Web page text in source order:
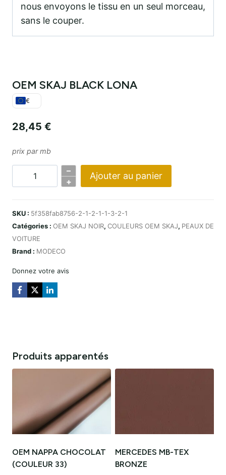
nous envoyons le tissu en un seul morceau,
sans le couper.
OEM SKAJ BLACK LONA
€
28,45 €
prix par mb
Quantité
BLACK
LONA
–
+
Ajouter au panier
SKU : 5f358fab8756-2-1-2-1-1-3-2-1
Catégories : OEM SKAJ NOIR, COULEURS OEM SKAJ, PEAUX DE
VOITURE
Brand : MODECO
Donnez votre avis
Produits apparentés
OEM NAPPA CHOCOLAT
(COULEUR 33)
MERCEDES MB-TEX
BRONZE